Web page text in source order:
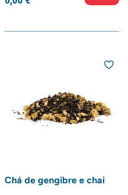
Chá de gengibre e chai